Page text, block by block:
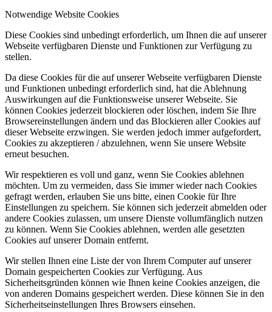
Notwendige Website Cookies
Diese Cookies sind unbedingt erforderlich, um Ihnen die auf unserer
Webseite verfügbaren Dienste und Funktionen zur Verfügung zu
stellen.
Da diese Cookies für die auf unserer Webseite verfügbaren Dienste
und Funktionen unbedingt erforderlich sind, hat die Ablehnung
Auswirkungen auf die Funktionsweise unserer Webseite. Sie
können Cookies jederzeit blockieren oder löschen, indem Sie Ihre
Browsereinstellungen ändern und das Blockieren aller Cookies auf
dieser Webseite erzwingen. Sie werden jedoch immer aufgefordert,
Cookies zu akzeptieren / abzulehnen, wenn Sie unsere Website
erneut besuchen.
Wir respektieren es voll und ganz, wenn Sie Cookies ablehnen
möchten. Um zu vermeiden, dass Sie immer wieder nach Cookies
gefragt werden, erlauben Sie uns bitte, einen Cookie für Ihre
Einstellungen zu speichern. Sie können sich jederzeit abmelden oder
andere Cookies zulassen, um unsere Dienste vollumfänglich nutzen
zu können. Wenn Sie Cookies ablehnen, werden alle gesetzten
Cookies auf unserer Domain entfernt.
Wir stellen Ihnen eine Liste der von Ihrem Computer auf unserer
Domain gespeicherten Cookies zur Verfügung. Aus
Sicherheitsgründen können wie Ihnen keine Cookies anzeigen, die
von anderen Domains gespeichert werden. Diese können Sie in den
Sicherheitseinstellungen Ihres Browsers einsehen.